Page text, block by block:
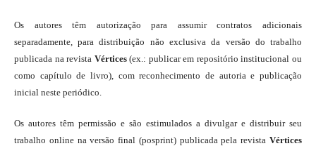
Os autores têm autorização para assumir contratos adicionais
separadamente, para distribuição não exclusiva da versão do trabalho
publicada na revista Vértices(ex.: publicar em repositório institucional ou
como capítulo de livro), com reconhecimento de autoria e publicação
inicial neste periódico.
Os autores têm permissão e são estimulados a divulgar e distribuir seu
trabalho online na versão final (posprint) publicada pela revistaVértices